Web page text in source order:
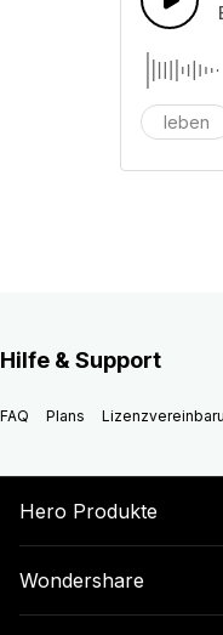
leben
Hilfe & Support
FAQ Plans
Hero Produkte
Wondershare